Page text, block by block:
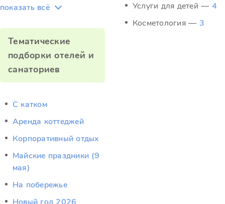
показать всё
Тематические
подборки отелей и
санаториев
C катком
Аренда коттеджей
Корпоративный отдых
Майские праздники (9
мая)
На побережье
Услуги для детей — 4
Косметология — 3